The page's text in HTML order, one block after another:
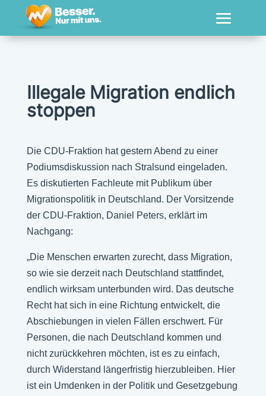
Illegale Migration endlich
stoppen
Die CDU-Fraktion hat gestern Abend zu einer
Podiumsdiskussion nach Stralsund eingeladen.
Es diskutierten Fachleute mit Publikum über
Migrationspolitik in Deutschland. Der Vorsitzende
der CDU-Fraktion, Daniel Peters, erklärt im
Nachgang:
„Die Menschen erwarten zurecht, dass Migration,
so wie sie derzeit nach Deutschland stattfindet,
endlich wirksam unterbunden wird. Das deutsche
Recht hat sich in eine Richtung entwickelt, die
Abschiebungen in vielen Fällen erschwert. Für
Personen, die nach Deutschland kommen und
nicht zurückkehren möchten, ist es zu einfach,
durch Widerstand längerfristig hierzubleiben. Hier
ist ein Umdenken in der Politik und Gesetzgebung